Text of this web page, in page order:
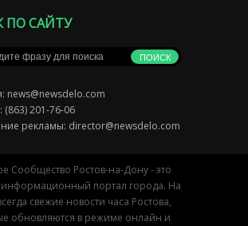
ПО САЙТУ
news@newsdelo.com
201-76-06
рекламы: director@newsdelo.com
Сообщество Ростов-на-Дону - это
информационный портал города. На
свежие новости часа Ростова,
обновляются в режиме онлайн и